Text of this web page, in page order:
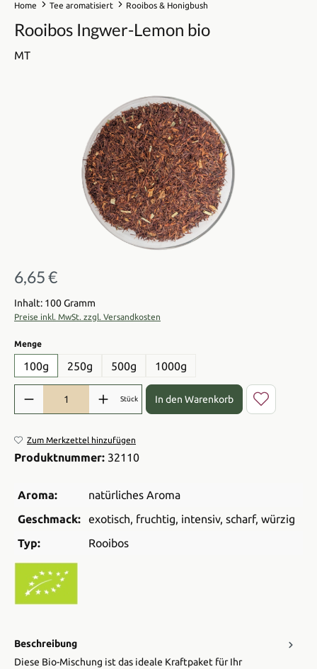
Home Tee aromatisiert Rooibos & Honigbush
Rooibos Ingwer-Lemon bio
MT
Bildergalerie überspringen
Regulärer Preis:
6,65 €
Inhalt: 100 Gramm
Preise inkl. MwSt. zzgl. Versandkosten
Mengeauswählen
100g 250g 500g 1000g
Produkt Anzahl: Gib den gewünschten Wert ein oder benutze die
Stück In den Warenkorb
Zum Merkzettel hinzufügen
Produktnummer: 32110
Aroma:
natürliches Aroma
Geschmack:
exotisch, fruchtig, intensiv, scharf, würzig
Typ:
Rooibos
Beschreibung
Diese Bio-Mischung ist das ideale Kraftpaket für Ihr